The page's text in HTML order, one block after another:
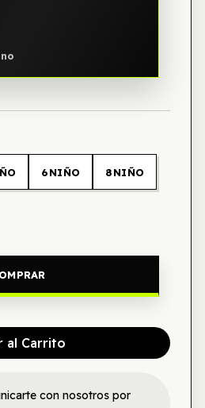
6NIÑO 8NIÑO
al Carrito
con nosotros por